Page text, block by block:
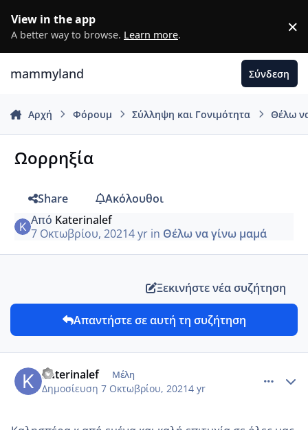
View in the app
A better way to browse. Learn more. ×
mammyland Σύνδεση
Αρχή Φόρουμ Σύλληψη και Γονιμότητα Θέλω
Ωορρηξία
Share
Ακόλουθοι
Από Katerinalef
7 Οκτωβρίου, 20214 yrin Θέλω να γίνω μαμά
Ξεκινήστε νέα συζήτηση
Απαντήστε σε αυτή τη συζήτηση
Katerinalef Μέλη
Δημοσίευση 7 Οκτωβρίου, 20214 yr